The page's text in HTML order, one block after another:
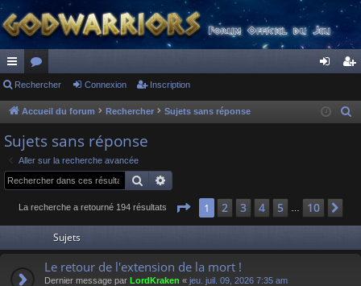
ac
co
ur
ci
s
or
u
s
ne cri
Rechercher Connexion Inscription
Accueil du forum Rechercher Sujets sans réponse
e
Sujets sans réponse
Aller sur la recherche avancée
Rechercher
La recherche a retourné 194 résultats Page 1sur 10
1 2 3 4 5 10
Sujets
Le retour de l'extension de la mort !
Dernier message par LordKraken « jeu. juil. 09, 2026 7:35 am